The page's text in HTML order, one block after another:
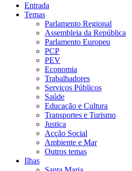
Entrada
Temas
Parlamento Regional
Assembleia da República
Parlamento Europeu
PCP
PEV
Economia
Trabalhadores
Serviços Públicos
Saúde
Educação e Cultura
Transportes e Turismo
Justiça
Acção Social
Ambiente e Mar
Outros temas
Ilhas